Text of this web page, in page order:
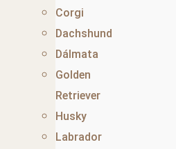
Corgi
Dachshund
Dálmata
Golden
Retriever
Husky
Labrador